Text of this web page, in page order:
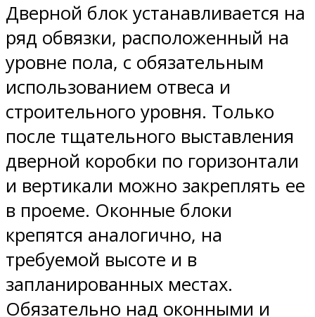
Дверной блок устанавливается на
ряд обвязки, расположенный на
уровне пола, с обязательным
использованием отвеса и
строительного уровня. Только
после тщательного выставления
дверной коробки по горизонтали
и вертикали можно закреплять ее
в проеме. Оконные блоки
крепятся аналогично, на
требуемой высоте и в
запланированных местах.
Обязательно над оконными и